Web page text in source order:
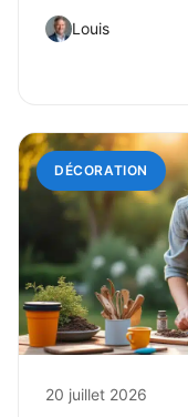
Louis
DÉCORATION
20 juillet 2026